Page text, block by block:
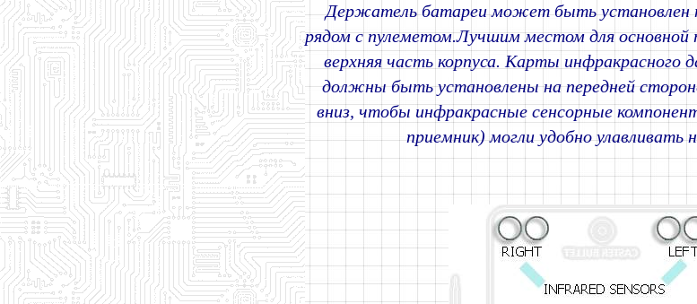
Держатель батареи может быть установлен
рядом с пулеметом.Лучшим местом для основной
верхняя часть корпуса. Карты инфракрасного
должны быть установлены на передней
вниз, чтобы инфракрасные сенсорные
приемник) могли удобно улавливать